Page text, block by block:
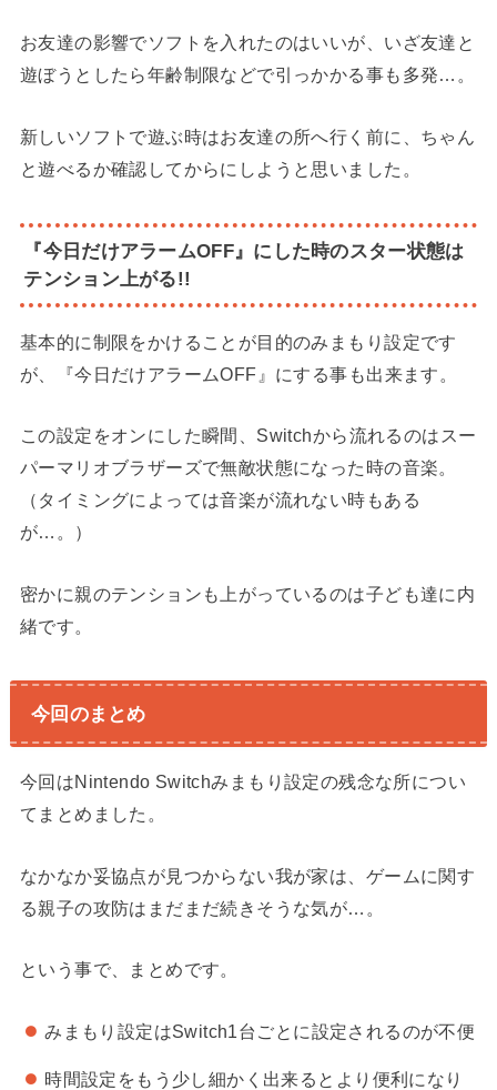
お友達の影響でソフトを入れたのはいいが、いざ友達と
遊ぼうとしたら年齢制限などで引っかかる事も多発…。
新しいソフトで遊ぶ時はお友達の所へ行く前に、ちゃん
と遊べるか確認してからにしようと思いました。
『今日だけアラームOFF』にした時のスター状態は
テンション上がる!!
基本的に制限をかけることが目的のみまもり設定です
が、『今日だけアラームOFF』にする事も出来ます。
この設定をオンにした瞬間、Switchから流れるのはスー
パーマリオブラザーズで無敵状態になった時の音楽。
（タイミングによっては音楽が流れない時もある
が…。）
密かに親のテンションも上がっているのは子ども達に内
緒です。
今回のまとめ
今回はNintendo Switchみまもり設定の残念な所につい
てまとめました。
なかなか妥協点が見つからない我が家は、ゲームに関す
る親子の攻防はまだまだ続きそうな気が…。
という事で、まとめです。
みまもり設定はSwitch1台ごとに設定されるのが不便
時間設定をもう少し細かく出来るとより便利になり